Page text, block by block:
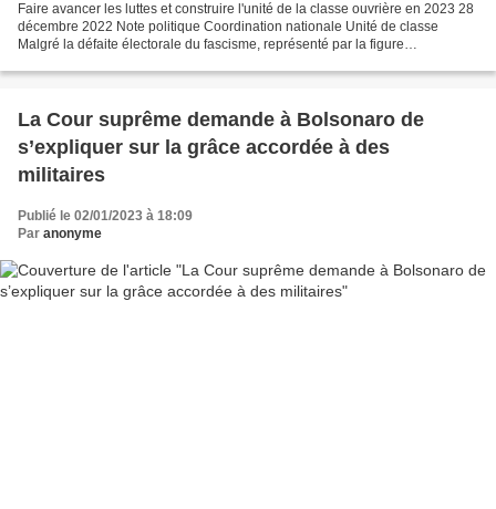
Faire avancer les luttes et construire l'unité de la classe ouvrière en 2023 28
décembre 2022 Note politique Coordination nationale Unité de classe
Malgré la défaite électorale du fascisme, représenté par la figure
La Cour suprême demande à Bolsonaro de
s’expliquer sur la grâce accordée à des
militaires
Publié le 02/01/2023 à 18:09
Par anonyme